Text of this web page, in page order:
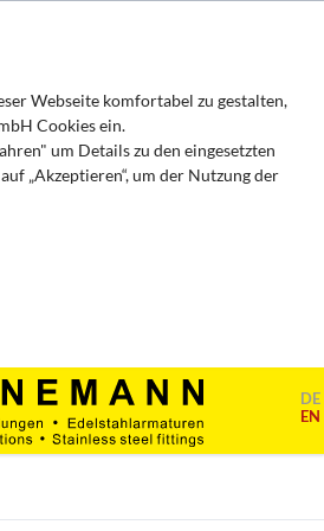
Webseite komfortabel zu gestalten,
Cookies ein.
um Details zu den eingesetzten
„Akzeptieren“, um der Nutzung der
Ihnen getätigte Aktionen, wie etwa das
zu übernehmen.
geschieht vor allem mit Cookies und mit
Die Analyse Ihres Surf-
DE
EN